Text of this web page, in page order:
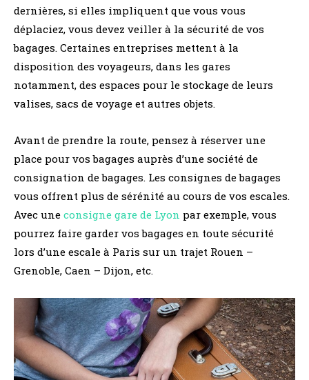
dernières, si elles impliquent que vous vous
déplaciez, vous devez veiller à la sécurité de vos
bagages. Certaines entreprises mettent à la
disposition des voyageurs, dans les gares
notamment, des espaces pour le stockage de leurs
valises, sacs de voyage et autres objets.
Avant de prendre la route, pensez à réserver une
place pour vos bagages auprès d’une société de
consignation de bagages. Les consignes de bagages
vous offrent plus de sérénité au cours de vos escales.
Avec une consigne gare de Lyon par exemple, vous
pourrez faire garder vos bagages en toute sécurité
lors d’une escale à Paris sur un trajet Rouen –
Grenoble, Caen – Dijon, etc.